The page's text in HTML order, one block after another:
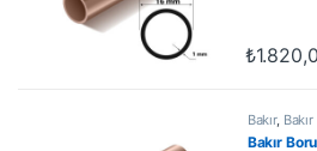
₺
Bakır,
Bakır